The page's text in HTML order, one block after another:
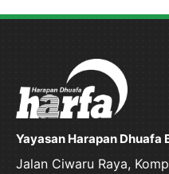
Yayasan Harapan Dhuafa
Jalan Ciwaru Raya,